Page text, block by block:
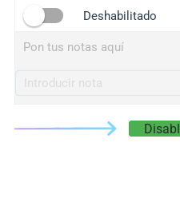
Deshabilitado
Pon tus notas aquí